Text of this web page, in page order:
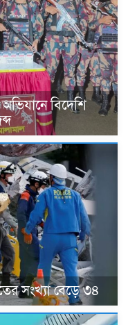
অভিযানে বিদেশি
সংখ্যা বেড়ে ৩৪